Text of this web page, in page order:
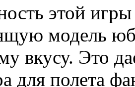
этой
модель
вкусу. Это
для полета